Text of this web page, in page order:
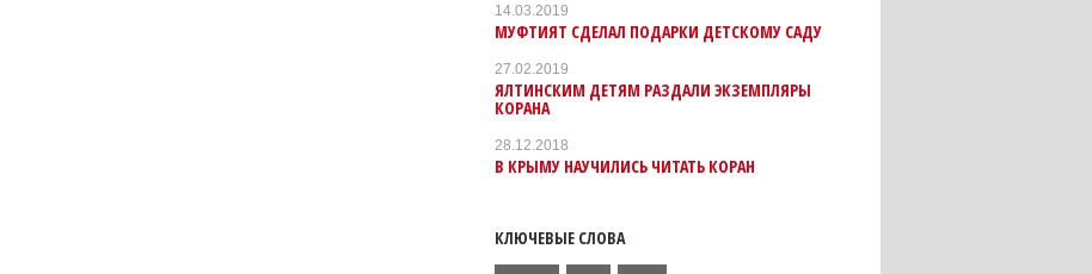
14.03.2019
МУФТИЯТ СДЕЛАЛ ПОДАРКИ ДЕТСКОМУ САДУ
27.02.2019
ЯЛТИНСКИМ ДЕТЯМ РАЗДАЛИ ЭКЗЕМПЛЯРЫ
КОРАНА
28.12.2018
В КРЫМУ НАУЧИЛИСЬ ЧИТАТЬ КОРАН
КЛЮЧЕВЫЕ СЛОВА